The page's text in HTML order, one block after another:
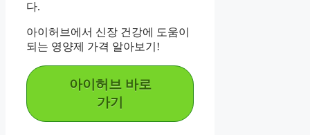
다.
아이허브에서 신장 건강에 도움이
되는 영양제 가격 알아보기!
아이허브 바로
가기